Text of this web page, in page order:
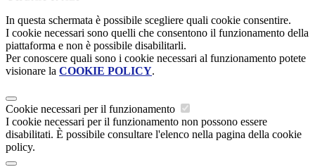
In questa schermata è possibile scegliere quali cookie consentire.
I cookie necessari sono quelli che consentono il funzionamento della
piattaforma e non è possibile disabilitarli.
Per conoscere quali sono i cookie necessari al funzionamento potete
visionare la COOKIE POLICY.
Cookie necessari per il funzionamento
I cookie necessari per il funzionamento non possono essere
disabilitati. È possibile consultare l'elenco nella pagina della cookie
policy.